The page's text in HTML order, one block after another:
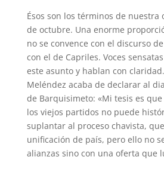
Ésos son los términos de nuestra
de octubre. Una enorme
no se convence con el discurso
con el de Capriles. Voces
este asunto y hablan con
Meléndez acaba de declarar al
de Barquisimeto: «Mi tesis es
los viejos partidos no puede
suplantar al proceso chavista,
unificación de país, pero ello no
alianzas sino con una oferta que